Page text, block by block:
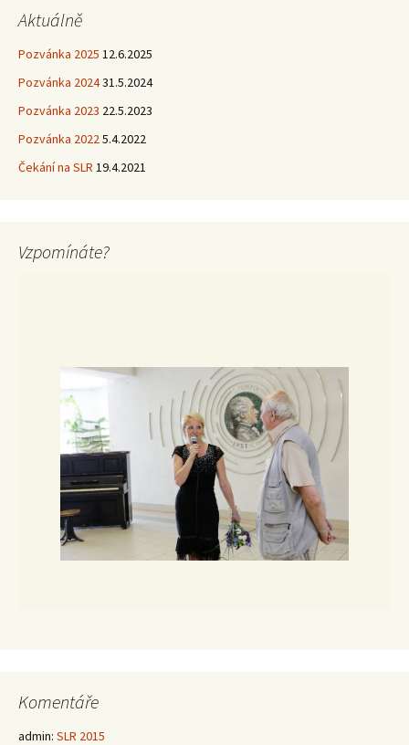
Aktuálně
Pozvánka 2025 12.6.2025
Pozvánka 202431.5.2024
Pozvánka 2023 22.5.2023
Pozvánka 20225.4.2022
Čekání na SLR 19.4.2021
Vzpomínáte?
Komentáře
admin: SLR 2015